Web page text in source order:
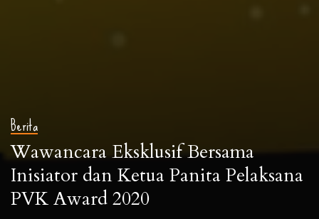
Berita
Wawancara Eksklusif Bersama
Inisiator dan Ketua Panita Pelaksana
PVK Award 2020